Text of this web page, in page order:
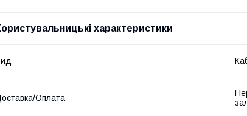
характеристики
Оплата